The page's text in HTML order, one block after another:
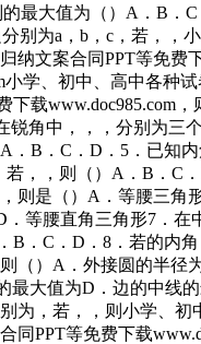
最大值为（）A．B．
别为a，b，c，若，，
纳文案合同PPT等免费
小学、初中、高中各种
下载www.doc985.com，
锐角中，，，分别为三
．B．C．D．5．已知
若，，则（）A．B．C
则是（）A．等腰三角
．等腰直角三角形7．在
B．C．D．8．若的内角
（）A．外接圆的半径
最大值为D．边的中线的
为，若，，则小学、初
同PPT等免费下载